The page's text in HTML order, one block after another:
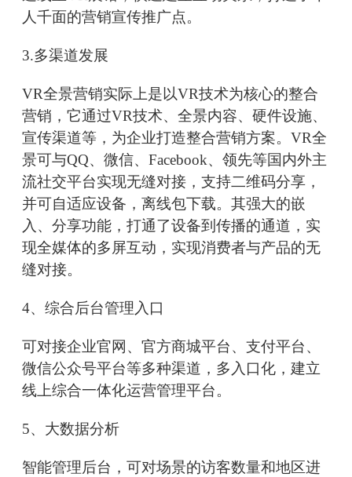
人千面的营销宣传推广点。
3.多渠道发展
VR全景营销实际上是以VR技术为核心的整合
营销，它通过VR技术、全景内容、硬件设施、
宣传渠道等，为企业打造整合营销方案。VR全
景可与QQ、微信、Facebook、领先等国内外主
流社交平台实现无缝对接，支持二维码分享，
并可自适应设备，离线包下载。其强大的嵌
入、分享功能，打通了设备到传播的通道，实
现全媒体的多屏互动，实现消费者与产品的无
缝对接。
4、综合后台管理入口
可对接企业官网、官方商城平台、支付平台、
微信公众号平台等多种渠道，多入口化，建立
线上综合一体化运营管理平台。
5、大数据分析
智能管理后台，可对场景的访客数量和地区进